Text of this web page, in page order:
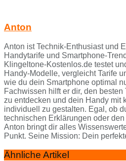
Anton
Anton ist Technik-Enthusiast und
Handytarife und Smartphone-
Klingeltone-Kostenlos.de testet
Handy-Modelle, vergleicht Tarife
wie du dein Smartphone optimal
Fachwissen hilft er dir, den
zu entdecken und dein Handy mit
individuell zu gestalten. Egal, ob
technischen Erklärungen oder
Anton bringt dir alles
Punkt. Seine Mission: Dein
Ähnliche Artikel